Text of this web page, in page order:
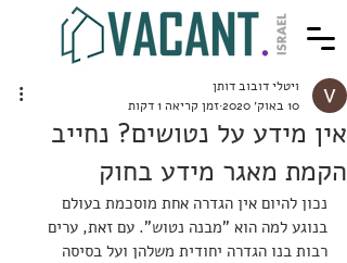
אין מידע על נטושים? נחייב
הקמת מאגר מידע בחוק
ויטלי דובוב דותן
10 באוק׳ 2020
זמן קריאה 1 דקות
נכון להיום אין הגדרה אחת מוסכמת בעולם
בנוגע למה הוא "מבנה נטוש". עם זאת, ערים
רבות בנו הגדרה יחודית משלהן ועל בסיסה